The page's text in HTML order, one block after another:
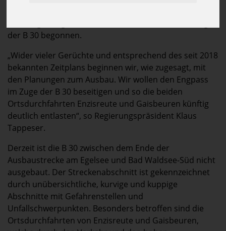
der B 30 begonnen.
„Wider vieler Gerüchte und entsprechend des seit 2018
bekannten Zeitplans beginnen wir, wie zugesagt, mit
den Planungen zum Ausbau. Wir wollen den Engpass
im Zuge der B 30 beseitigen und so die beiden
Ortsdurchfahrten Enzisreute und Gaisbeuren künftig
deutlich entlasten“, so Regierungspräsident Klaus
Tappeser.
Derzeit ist die B 30 zwischen dem Ende der
Ausbaustrecke am Egelsee und Bad Waldsee-Süd nicht
ausgebaut. Der Streckenabschnitt ist gekennzeichnet
durch unübersichtliche, kurvige und kuppige
Abschnitte mit Gefahrenstellen und
Unfallschwerpunkten. Besonders betroffen sind die
Ortsdurchfahrten von Enzisreute und Gaisbeuren,